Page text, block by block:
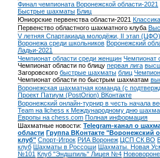
Финал чемпионата Воронежской области-2021
Быстрые шахматы Блиц
Юниорские первенства области-2021 Классика
Первенство областного шахматного клуба
V летняя Спартакиада молодёжи, II этап
Воронежа среди школьников Воронежский
Ладьи-2021
Чемпионат области среди женщин Чемпионат
Чемпионат области по блицу первая лига
Загоровского быстрые шахматы блиц
Чемпионат области по быстрым шахматам
Воронежская шахматная команда (с
Проект Патиум (PostOrion) ВКонтакте
Воронежский онлайн-турнир в честь начала
Team на lichess к Международному дню
Европы на chess.com Полная информация
Шахматные новости: Telegram-канал о
области Группа ВКонтакте "Воронежский
клуб" Спорт-Игрок РИА Воронеж ЦСП СК ВО
клуб Шахматы в Россоши Шахматы. Новая
№101 Клуб "Эндшпиль" Лицея №4